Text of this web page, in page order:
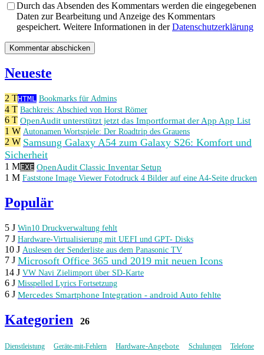
Durch das Absenden des Kommentars werden die eingegebenen
Daten zur Bearbeitung und Anzeige des Kommentars
gespeichert. Weitere Informationen in derDatenschutzerklärung
Neueste
2 THTML Bookmarks für Admins
4 T Bachkreis: Abschied von Horst Römer
6 T OpenAudit unterstützt jetzt das Importformat der App App List
1 W Autonamen Wortspiele: Der Roadtrip des Grauens
2 W Samsung Galaxy A54 zum Galaxy S26: Komfort und
Sicherheit
1 MEXE OpenAudit Classic Inventar Setup
1 M Faststone Image Viewer Fotodruck 4 Bilder auf eine A4-Seite drucken
Populär
5 J Win10 Druckverwaltung fehlt
7 J Hardware-Virtualisierung mit UEFI und GPT- Disks
10 J Auslesen der Senderliste aus dem Panasonic TV
7 J Microsoft Office 365 und 2019 mit neuen Icons
14 J VW Navi Zielimport über SD-Karte
6 J Misspelled Lyrics Fortsetzung
6 J Mercedes Smartphone Integration - android Auto fehlte
Kategorien 26
Dienstleistung Geräte-mit-Fehlern Hardware-Angebote Schulungen
Telefone